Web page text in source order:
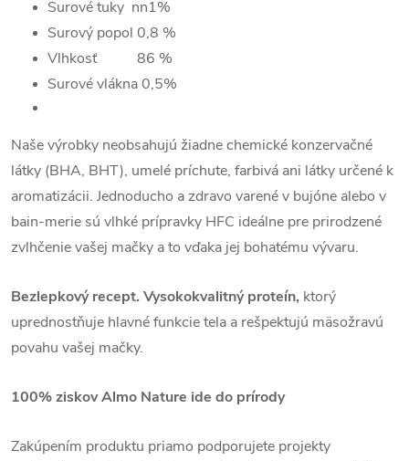
Surové tuky nn1%
Surový popol 0,8 %
Vlhkosť 86 %
Surové vlákna 0,5%
Naše výrobky neobsahujú žiadne chemické konzervačné
látky (BHA, BHT), umelé príchute, farbivá ani látky určené k
aromatizácii. Jednoducho a zdravo varené v bujóne alebo v
bain-merie sú vlhké prípravky HFC ideálne pre prirodzené
zvlhčenie vašej mačky a to vďaka jej bohatému vývaru.
Bezlepkový recept. Vysokokvalitný proteín, ktorý
uprednostňuje hlavné funkcie tela a rešpektujú mäsožravú
povahu vašej mačky.
100% ziskov Almo Nature ide do prírody
Zakúpením produktu priamo podporujete projekty